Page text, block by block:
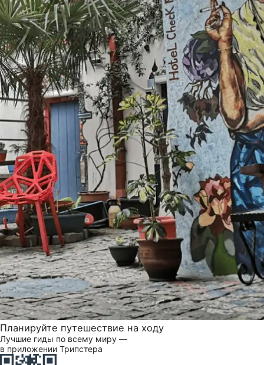
Планируйте путешествие на ходу
Лучшие гиды по всему миру —
в приложении Трипстера